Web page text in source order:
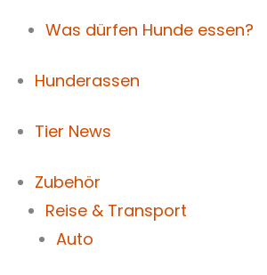
Was dürfen Hunde essen?
Hunderassen
Tier News
Zubehör
Reise & Transport
Auto